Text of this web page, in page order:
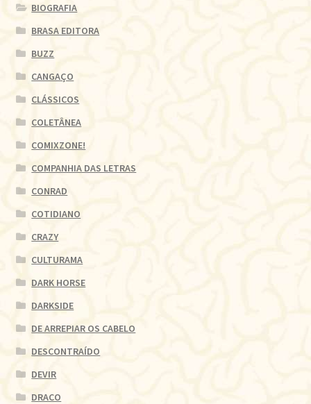
BIOGRAFIA
BRASA EDITORA
BUZZ
CANGAÇO
CLÁSSICOS
COLETÂNEA
COMIXZONE!
COMPANHIA DAS LETRAS
CONRAD
COTIDIANO
CRAZY
CULTURAMA
DARK HORSE
DARKSIDE
DE ARREPIAR OS CABELO
DESCONTRAÍDO
DEVIR
DRACO